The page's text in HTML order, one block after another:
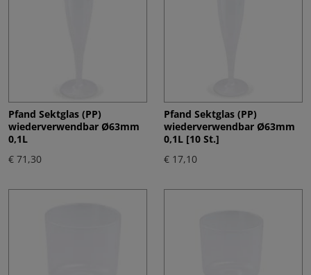
Pfand Sektglas (PP)
wiederverwendbar Ø63mm
0,1L
€ 71,30
Pfand Sektglas (PP)
wiederverwendbar Ø63mm
0,1L [10 St.]
€ 17,10